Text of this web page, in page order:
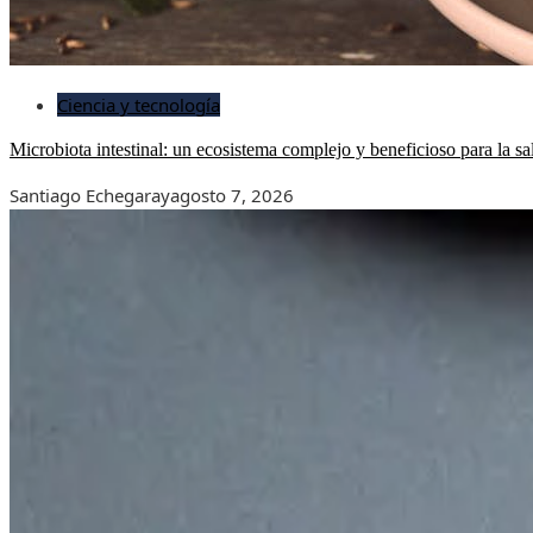
Ciencia y tecnología
Microbiota intestinal: un ecosistema complejo y beneficioso para la
Santiago Echegarayagosto 7, 2026